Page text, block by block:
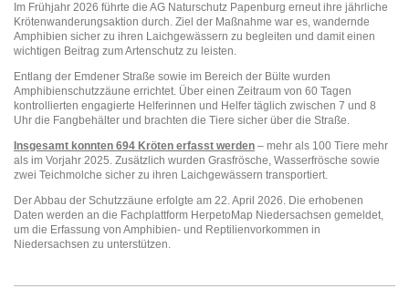
Im Frühjahr 2026 führte die AG Naturschutz Papenburg erneut ihre jährliche
Krötenwanderungsaktion durch. Ziel der Maßnahme war es, wandernde
Amphibien sicher zu ihren Laichgewässern zu begleiten und damit einen
wichtigen Beitrag zum Artenschutz zu leisten.
Entlang der Emdener Straße sowie im Bereich der Bülte wurden
Amphibienschutzzäune errichtet. Über einen Zeitraum von 60 Tagen
kontrollierten engagierte Helferinnen und Helfer täglich zwischen 7 und 8
Uhr die Fangbehälter und brachten die Tiere sicher über die Straße.
Insgesamt konnten 694 Kröten erfasst werden – mehr als 100 Tiere mehr
als im Vorjahr 2025. Zusätzlich wurden Grasfrösche, Wasserfrösche sowie
zwei Teichmolche sicher zu ihren Laichgewässern transportiert.
Der Abbau der Schutzzäune erfolgte am 22. April 2026. Die erhobenen
Daten werden an die Fachplattform HerpetoMap Niedersachsen gemeldet,
um die Erfassung von Amphibien- und Reptilienvorkommen in
Niedersachsen zu unterstützen.